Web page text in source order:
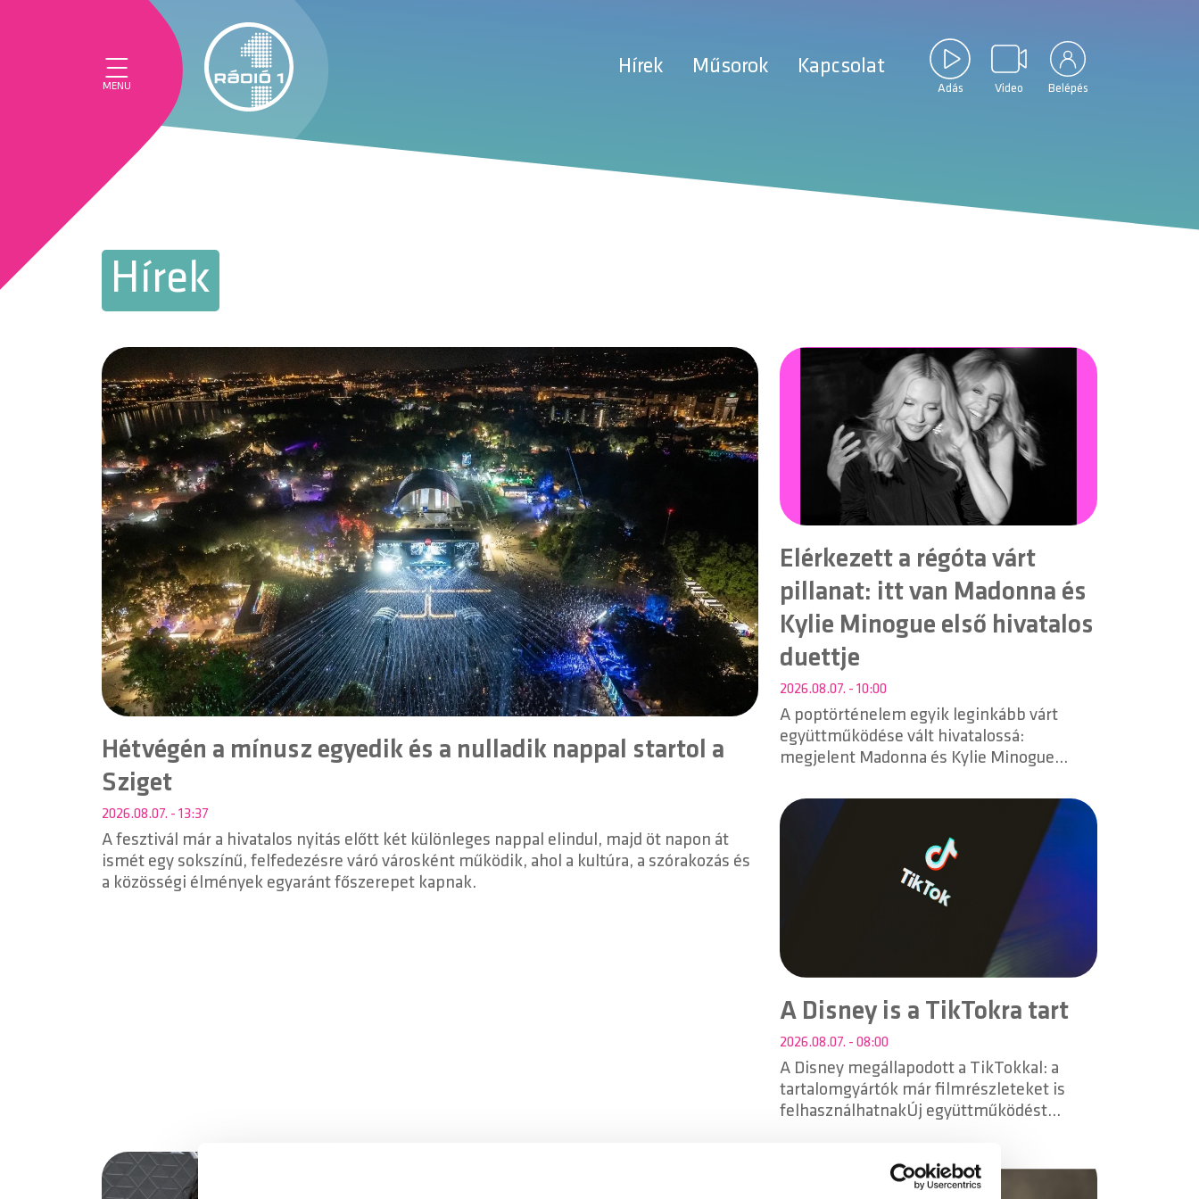
MENU
Hírek Műsorok Kapcsolat
Adás Video Belépés
Hírek
Hétvégén a mínusz egyedik és a nulladik nappal startol a
Sziget
2026.08.07. - 13:37
A fesztivál már a hivatalos nyitás előtt két különleges nappal elindul, majd öt napon át
ismét egy sokszínű, felfedezésre váró városként működik, ahol a kultúra, a szórakozás és
a közösségi élmények egyaránt főszerepet kapnak.
Elérkezett a régóta várt
pillanat: itt van Madonna és
Kylie Minogue első hivatalos
duettje
2026.08.07. - 10:00
A poptörténelem egyik leginkább várt
együttműködése vált hivatalossá:
megjelent Madonna és Kylie Minogue
Sensation (Afterhours Mix)”.
A Disney is a TikTokra tart
2026.08.07. - 08:00
A Disney megállapodott a TikTokkal: a
tartalomgyártók már filmrészleteket is
felhasználhatnakÚj együttműködést
platform tartalomkészítői a jövőben